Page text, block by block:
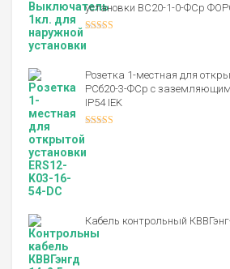
установки ВС20-1-0-ФСр
4.00
Розетка 1-местная для
РСб20-3-ФСр с
IP54 IEK
Кабель контрольный